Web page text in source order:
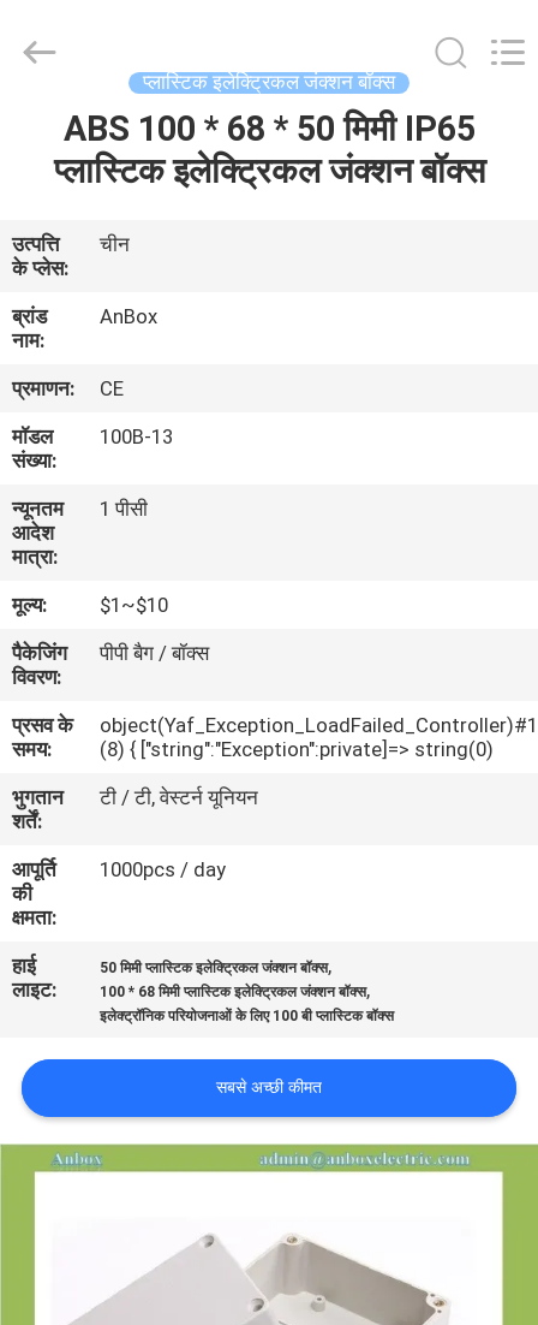
हमारे
बारे
कारखाना
गुणवत्ता
नियंत्रण
संपर्क
करें
एक
उद्धरण
की
विनती
करे
SHOPPING ONLINE
साइटमैप
प्लास्टिक इलेक्ट्रिकल जंक्शन बॉक्स
ABS 100 * 68 * 50 मिमी IP65
प्लास्टिक इलेक्ट्रिकल जंक्शन बॉक्स
उत्पत्ति
के प्लेस:
चीन
ब्रांड
नाम:
AnBox
प्रमाणन:
CE
मॉडल
संख्या:
100B-13
न्यूनतम
आदेश
मात्रा:
1 पीसी
मूल्य:
$1~$10
पैकेजिंग
विवरण:
पीपी बैग / बॉक्स
प्रसव के
समय:
(8) { ["string":"Exception":private]=> string(0)
भुगतान
शर्तें:
टी / टी, वेस्टर्न यूनियन
आपूर्ति
की
क्षमता:
1000pcs / day
हाई
लाइट:
50 मिमी प्लास्टिक इलेक्ट्रिकल जंक्शन बॉक्स,
100 * 68 मिमी प्लास्टिक इलेक्ट्रिकल जंक्शन बॉक्स,
इलेक्ट्रॉनिक परियोजनाओं के लिए 100 बी प्लास्टिक बॉक्स
सबसे अच्छी कीमत